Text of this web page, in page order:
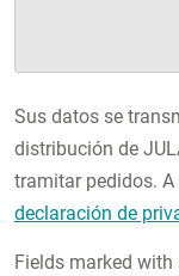
Sus datos se
distribución de
tramitar pedidos. A
declaración de
Fields marked with